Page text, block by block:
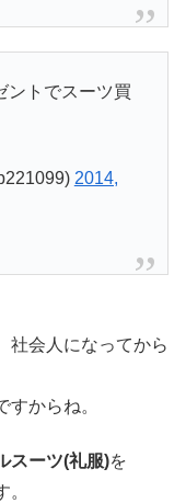
ントでスーツ買
2014,
社会人になってから
からね。
スーツ(礼服)を